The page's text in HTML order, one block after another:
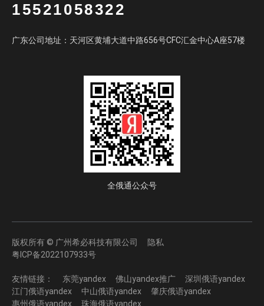
15521058322
广东公司地址：天河区黄埔大道中路656号CFC汇金中心A座57楼
全俄通公众号
版权所有 © 广州希必科技有限公司
隐私
粤ICP备2022107933号
友情链接： 东莞yandex 佛山yandex推广
深圳俄语yandex
江门俄语yandex
中山俄语yandex
肇庆俄语yandex
惠州俄语yandex
珠海俄语yandex